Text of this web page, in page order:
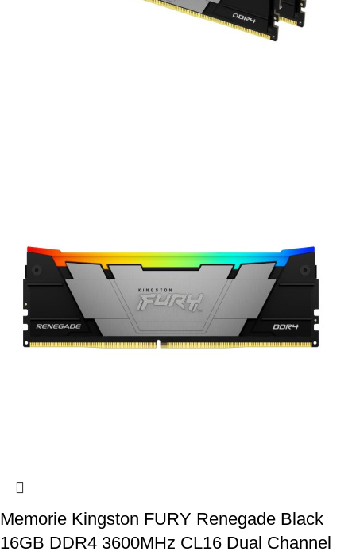
Memorie Kingston FURY Renegade Black
16GB DDR4 3600MHz CL16 Dual Channel